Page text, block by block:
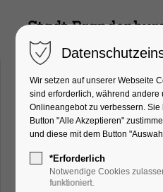
Underground
Hauptstr. 22,
an der Havel
Wir setzen auf unserer Webseite
sind erforderlich, während andere
Onlineangebot zu verbessern.
Button "Alle Akzeptieren"
und diese mit dem Button
*Erforderlich
Notwendige Cookies
funktioniert.